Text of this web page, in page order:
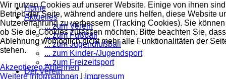
Home
Aktuelles
... zum Verein
... zum Fußball
... zum Jugendfußball
... zum Kinder-/Jugendsport
... zum Freizeitsport
Der Verein
Wir nutzen Cookies auf unserer Website. Einige von ihnen
Betrieb der Seite, während andere uns helfen, diese Website
Nutzererfahrung zu verbessern (Tracking Cookies). Sie
ob Sie die Cookies zulassen möchten. Bitte beachten Sie,
Ablehnung womöglich nicht mehr alle Funktionalitäten der
stehen.
Akzeptieren Ablehnen
Weitere Informationen | Impressum